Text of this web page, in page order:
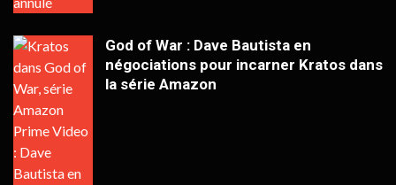
God of War : Dave Bautista en
négociations pour incarner Kratos dans
la série Amazon